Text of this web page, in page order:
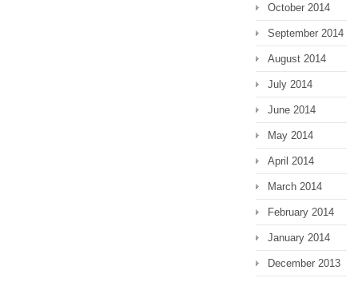
October 2014
September 2014
August 2014
July 2014
June 2014
May 2014
April 2014
March 2014
February 2014
January 2014
December 2013